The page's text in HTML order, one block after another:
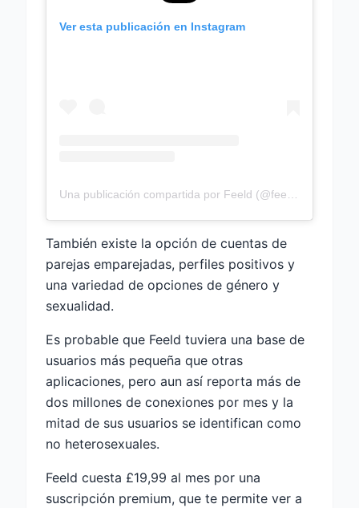
Ver esta publicación en Instagram
También existe la opción de cuentas de
parejas emparejadas, perfiles positivos y
una variedad de opciones de género y
sexualidad.
Es probable que Feeld tuviera una base de
usuarios más pequeña que otras
aplicaciones, pero aun así reporta más de
dos millones de conexiones por mes y la
mitad de sus usuarios se identifican como
no heterosexuales.
Feeld cuesta £19,99 al mes por una
suscripción premium, que te permite ver a